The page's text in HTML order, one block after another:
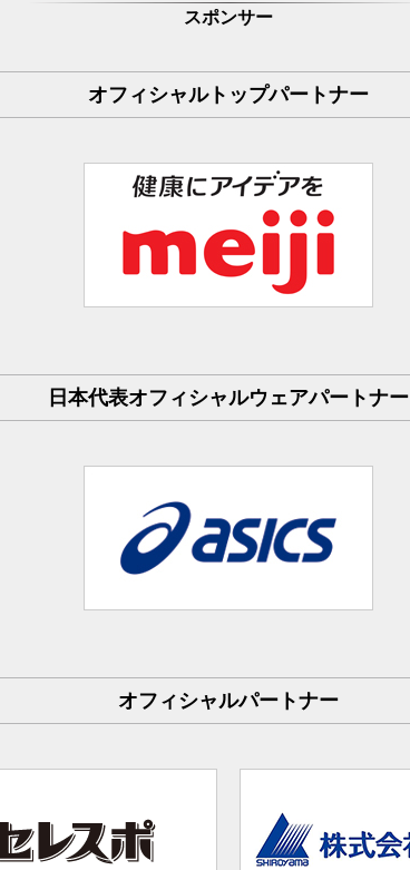
スポンサー
オフィシャルトップパートナー
日本代表オフィシャルウェアパートナー
オフィシャルパートナー